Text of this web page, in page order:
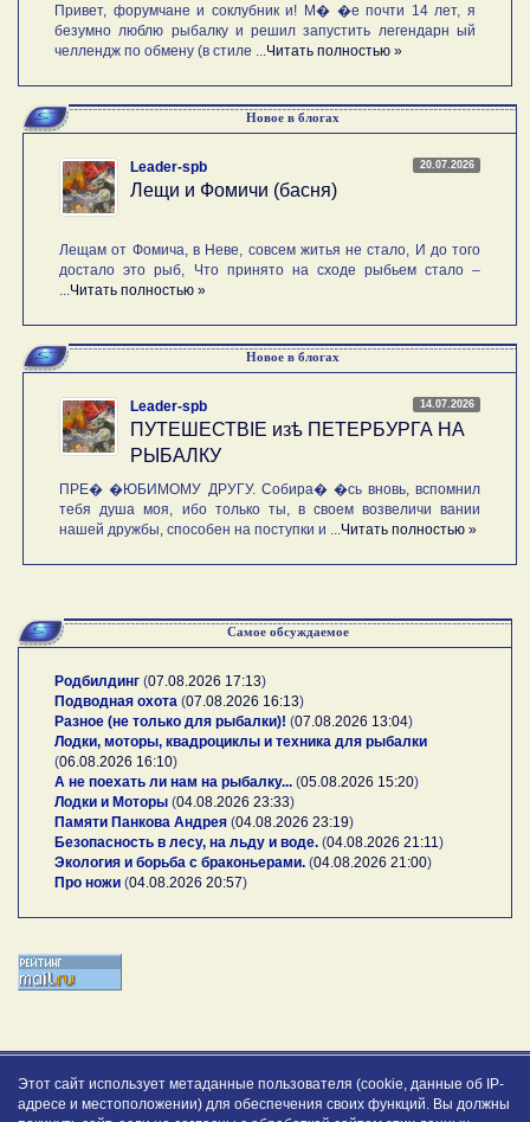
Привет, форумчане и соклубник и! М� �е почти 14 лет, я
безумно люблю рыбалку и решил запустить легендарн ый
челлендж по обмену (в стиле ... Читать полностью »
Новое в блогах
20.07.2026
Leader-spb
Лещи и Фомичи (басня)
Лещам от Фомича, в Неве, совсем житья не стало, И до того
достало это рыб, Что принято на сходе рыбьем стало –
Читать полностью »
Новое в блогах
14.07.2026
Leader-spb
ПУТЕШЕСТВIE изѣ ПЕТЕРБУРГА НА
РЫБАЛКУ
ПРЕ� �ЮБИМОМУ ДРУГУ. Собира� �сь вновь, вспомнил
тебя душа моя, ибо только ты, в своем возвеличи вании
нашей дружбы, способен на поступки и ... Читать полностью »
Самое обсуждаемое
Родбилдинг (07.08.2026 17:13)
Подводная охота (07.08.2026 16:13)
Разное (не только для рыбалки)! (07.08.2026 13:04)
Лодки, моторы, квадроциклы и техника для рыбалки
(06.08.2026 16:10)
А не поехать ли нам на рыбалку... (05.08.2026 15:20)
Лодки и Моторы (04.08.2026 23:33)
Памяти Панкова Андрея (04.08.2026 23:19)
Безопасность в лесу, на льду и воде. (04.08.2026 21:11 )
Экология и борьба с браконьерами. (04.08.2026 21:00)
Про ножи (04.08.2026 20:57)
Этот сайт использует метаданные пользователя (cookie, данные об IP-
адресе и местоположении) для обеспечения своих функций. Вы должны